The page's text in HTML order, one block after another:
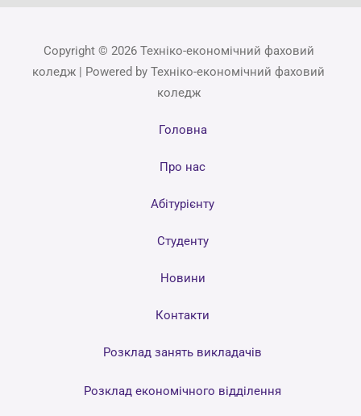
Copyright © 2026 Техніко-економічний фаховий
коледж | Powered by Техніко-економічний фаховий
коледж
Головна
Про нас
Абітурієнту
Студенту
Новини
Контакти
Розклад занять викладачів
Розклад економічного відділення